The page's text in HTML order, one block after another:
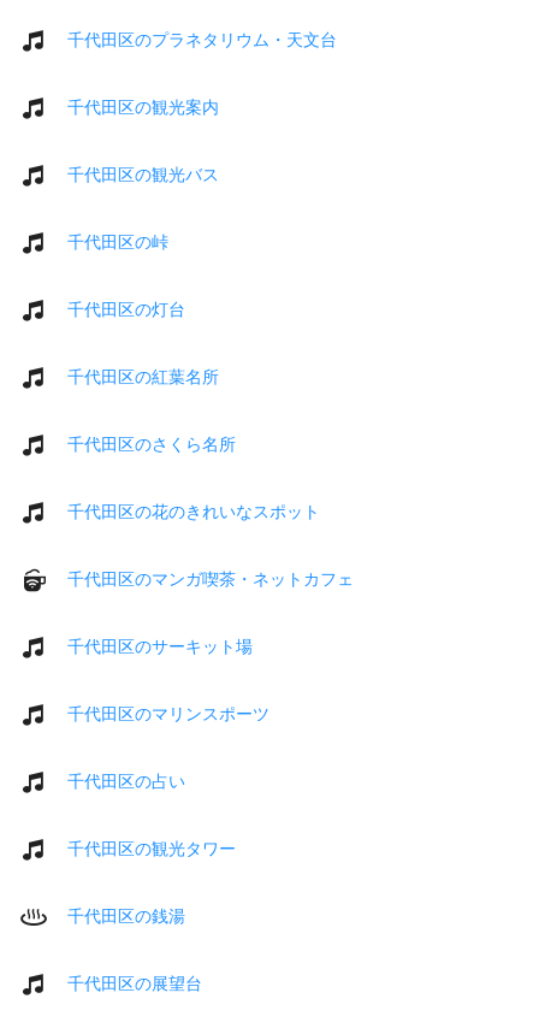
千代田区のプラネタリウム・天文台
千代田区の観光案内
千代田区の観光バス
千代田区の峠
千代田区の灯台
千代田区の紅葉名所
千代田区のさくら名所
千代田区の花のきれいなスポット
千代田区のマンガ喫茶・ネットカフェ
千代田区のサーキット場
千代田区のマリンスポーツ
千代田区の占い
千代田区の観光タワー
千代田区の銭湯
千代田区の展望台